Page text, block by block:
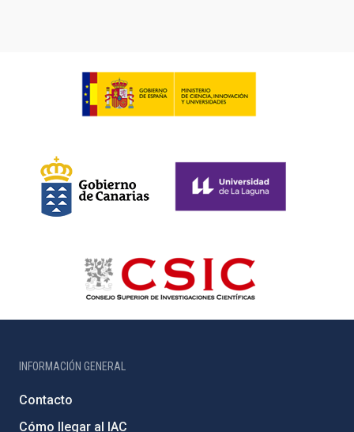
INFORMACIÓN GENERAL
Contacto
Cómo llegar al IAC